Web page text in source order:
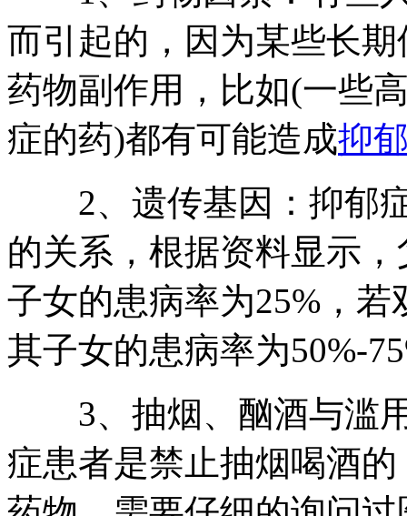
而引起的，因为某些长
药物副作用，比如(一些
症的药)都有可能造成抑
2、遗传基因：抑郁症
的关系，根据资料显示
子女的患病率为25%，
其子女的患病率为50%-
3、抽烟、酗酒与滥用
症患者是禁止抽烟喝酒